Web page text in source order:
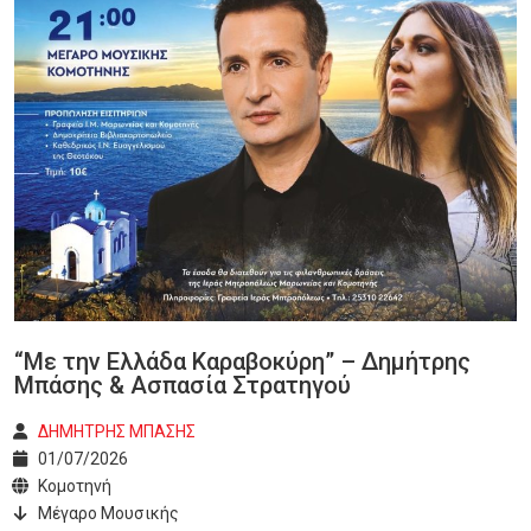
“Με την Ελλάδα Καραβοκύρη” – Δημήτρης
Μπάσης & Ασπασία Στρατηγού
ΔΗΜΗΤΡΗΣ ΜΠΑΣΗΣ
01/07/2026
Κομοτηνή
Μέγαρο Μουσικής